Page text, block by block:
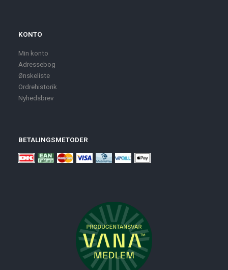
KONTO
Min konto
Adressebog
Ønskeliste
Ordrehistorik
Nyhedsbrev
BETALINGSMETODER